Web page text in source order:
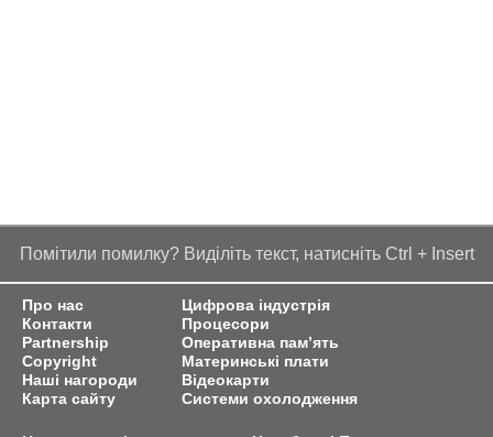
Помітили помилку? Виділіть текст, натисніть Ctrl + Insert
Про нас
Контакти
Partnership
Copyright
Наші нагороди
Карта сайту
Цифрова індустрія
Процесори
Оперативна пам’ять
Материнські плати
Відеокарти
Системи охолодження